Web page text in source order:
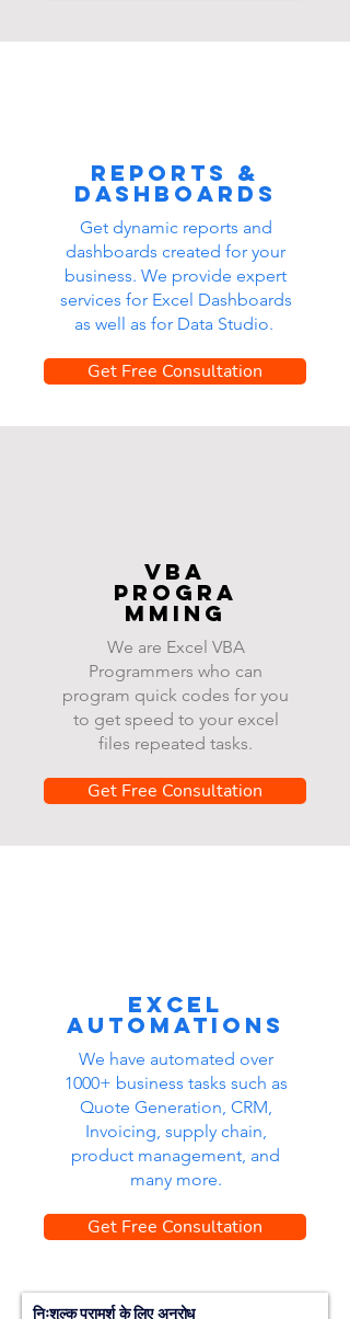
Reports &
dashboards
Get dynamic reports and
dashboards created for your
business. We provide expert
services for Excel Dashboards
as well as for Data Studio.
Get Free Consultation
VBA
progra
mming
We are Excel VBA
Programmers who can
program quick codes for you
to get speed to your excel
files repeated tasks.
Get Free Consultation
Excel
automations
We have automated over
1000+ business tasks such as
Quote Generation, CRM,
Invoicing, supply chain,
product management, and
many more.
Get Free Consultation
निःशुल्क परामर्श के लिए अनुरोध